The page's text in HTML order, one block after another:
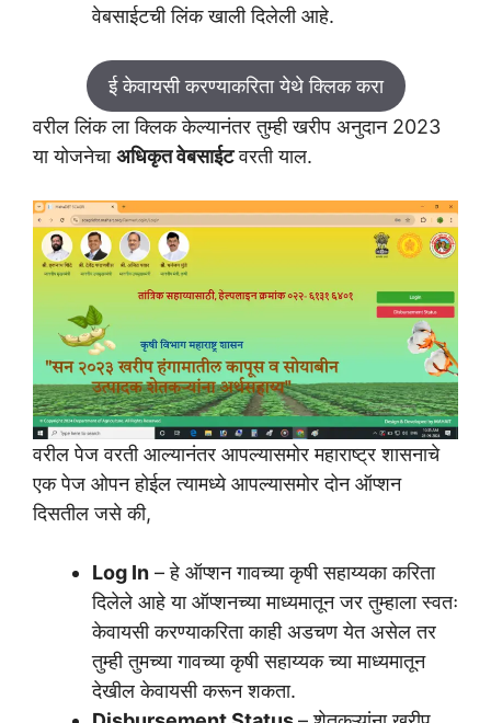
वेबसाईटची लिंक खाली दिलेली आहे.
ई केवायसी करण्याकरिता येथे क्लिक करा
वरील लिंक ला क्लिक केल्यानंतर तुम्ही खरीप अनुदान 2023
या योजनेचाअधिकृत वेबसाईटवरती याल.
वरील पेज वरती आल्यानंतर आपल्यासमोर महाराष्ट्र शासनाचे
एक पेज ओपन होईल त्यामध्ये आपल्यासमोर दोन ऑप्शन
दिसतील जसे की,
Log In – हे ऑप्शन गावच्या कृषी सहाय्यका करिता
दिलेले आहे या ऑप्शनच्या माध्यमातून जर तुम्हाला स्वतः
केवायसी करण्याकरिता काही अडचण येत असेल तर
तुम्ही तुमच्या गावच्या कृषी सहाय्यक च्या माध्यमातून
देखील केवायसी करून शकता.